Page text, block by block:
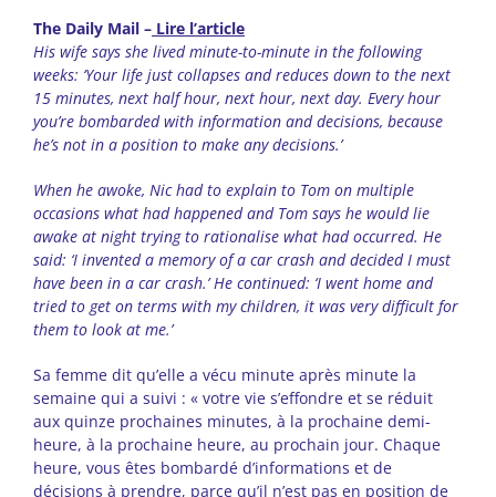
The Daily Mail – Lire l’article
His wife says she lived minute-to-minute in the following
weeks: ‘Your life just collapses and reduces down to the next
15 minutes, next half hour, next hour, next day. Every hour
you’re bombarded with information and decisions, because
he’s not in a position to make any decisions.’
When he awoke, Nic had to explain to Tom on multiple
occasions what had happened and Tom says he would lie
awake at night trying to rationalise what had occurred. He
said: ‘I invented a memory of a car crash and decided I must
have been in a car crash.’ He continued: ‘I went home and
tried to get on terms with my children, it was very difficult for
them to look at me.’
Sa femme dit qu’elle a vécu minute après minute la
semaine qui a suivi : « votre vie s’effondre et se réduit
aux quinze prochaines minutes, à la prochaine demi-
heure, à la prochaine heure, au prochain jour. Chaque
heure, vous êtes bombardé d’informations et de
décisions à prendre, parce qu’il n’est pas en position de